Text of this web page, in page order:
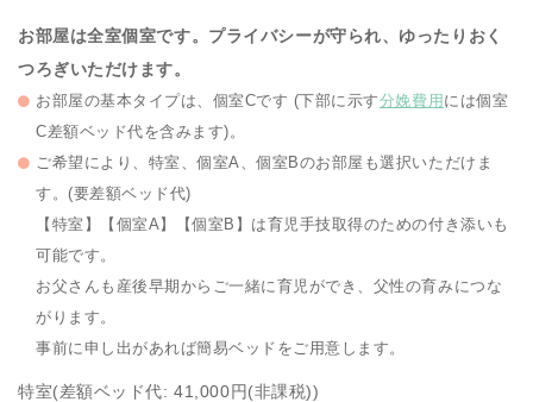
お部屋は全室個室です。プライバシーが守られ、ゆったりおく
つろぎいただけます。
お部屋の基本タイプは、個室Cです (下部に示す分娩費用 には個室
C差額ベッド代を含みます)。
ご希望により、特室、個室A、個室Bのお部屋も選択いただけま
す。(要差額ベッド代)
【特室】【個室A】【個室B】は育児手技取得のための付き添いも
可能です。
お父さんも産後早期からご一緒に育児ができ、父性の育みにつな
がります。
事前に申し出があれば簡易ベッドをご用意します。
特室(差額ベッド代: 41,000円(非課税))